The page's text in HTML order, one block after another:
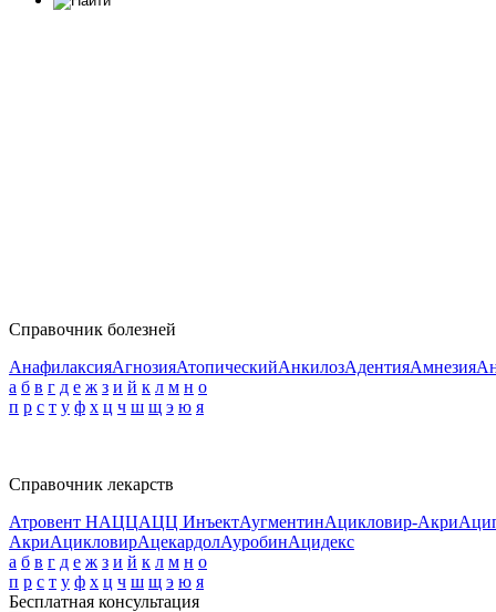
Справочник болезней
АнафилаксияАгнозияАтопическийАнкилозАдентияАмнезия
а б в г д е ж з и й к л м н о
п р с т у ф х ц ч ш щ э ю я
Справочник лекарств
Атровент НАЦЦАЦЦ ИнъектАугментинАцикловир-Акри
АкриАцикловирАцекардолАуробинАцидекс
а б в г д е ж з и й к л м н о
п р с т у ф х ц ч ш щ э ю я
Бесплатная консультация